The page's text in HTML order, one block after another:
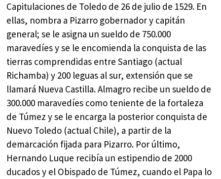
Capitulaciones de Toledo de 26 de julio de 1529. En
ellas, nombra a Pizarro gobernador y capitán
general; se le asigna un sueldo de 750.000
maravedíes y se le encomienda la conquista de las
tierras comprendidas entre Santiago (actual
Richamba) y 200 leguas al sur, extensión que se
llamará Nueva Castilla. Almagro recibe un sueldo de
300.000 maravedíes como teniente de la fortaleza
de Túmez y se le encarga la posterior conquista de
Nuevo Toledo (actual Chile), a partir de la
demarcación fijada para Pizarro. Por último,
Hernando Luque recibía un estipendio de 2000
ducados y el Obispado de Túmez, cuando el Papa lo